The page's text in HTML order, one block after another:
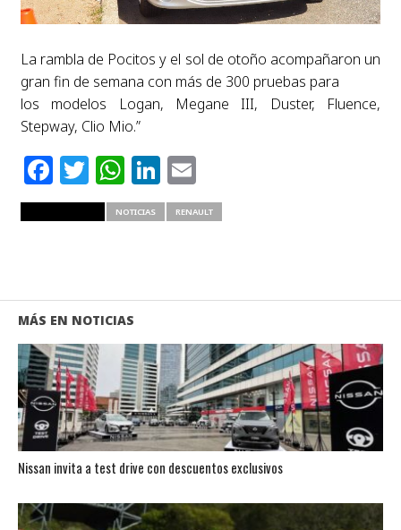
La rambla de Pocitos y el sol de otoño acompañaron un
gran fin de semana con más de 300 pruebas para
los modelos Logan, Megane III, Duster, Fluence,
Stepway, Clio Mio.”
Facebook
Twitter
WhatsApp
LinkedIn
Email
NOTICIAS RENAULT
MÁS EN NOTICIAS
Nissan invita a test drive con descuentos exclusivos